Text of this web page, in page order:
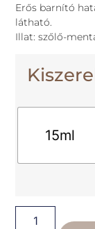
Erős barnító
látható.
Illat: szőlő-
15ml